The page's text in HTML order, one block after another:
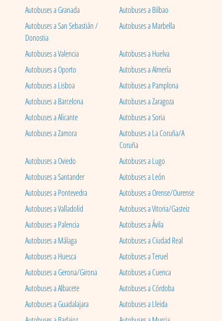
Autobuses a Granada
Autobuses a Bilbao
Autobuses a San Sebastián /
Donostia
Autobuses a Marbella
Autobuses a Valencia
Autobuses a Huelva
Autobuses a Oporto
Autobuses a Almería
Autobuses a Lisboa
Autobuses a Pamplona
Autobuses a Barcelona
Autobuses a Zaragoza
Autobuses a Alicante
Autobuses a Soria
Autobuses a Zamora
Autobuses a La Coruña/A
Coruña
Autobuses a Oviedo
Autobuses a Lugo
Autobuses a Santander
Autobuses a León
Autobuses a Pontevedra
Autobuses a Orense/Ourense
Autobuses a Valladolid
Autobuses a Vitoria/Gasteiz
Autobuses a Palencia
Autobuses a Ávila
Autobuses a Málaga
Autobuses a Ciudad Real
Autobuses a Huesca
Autobuses a Teruel
Autobuses a Gerona/Girona
Autobuses a Cuenca
Autobuses a Albacete
Autobuses a Córdoba
Autobuses a Guadalajara
Autobuses a Lleida